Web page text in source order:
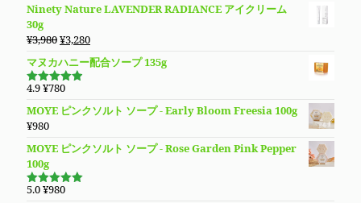
で
た。
¥4,780
価
価
は
¥13,780
で
た。
の
は
す。
Ninety Nature LAVENDER RADIANCE アイクリーム
30g
¥3,980元
価
格
¥3,980
し
¥3,280現
在
の
は
で
マヌカハニー配合ソープ 135g
5段階で
価
4.9¥780
MOYE ピンクソルト ソープ - Early Bloom Freesia 100g
¥980
MOYE ピンクソルト ソープ - Rose Garden Pink Pepper
100g
5段階で
5.0¥980